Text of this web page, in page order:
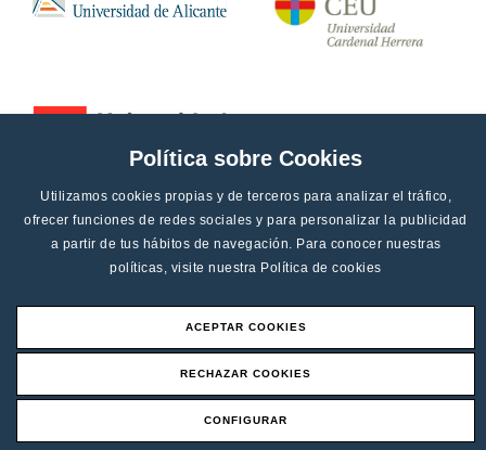
Política sobre Cookies
Utilizamos cookies propias y de terceros para analizar el tráfico,
ofrecer funciones de redes sociales y para personalizar la publicidad
a partir de tus hábitos de navegación. Para conocer nuestras
políticas, visite nuestra Política de cookies
ACEPTAR COOKIES
RECHAZAR COOKIES
CONFIGURAR
Aviso legal
Canal de denucias